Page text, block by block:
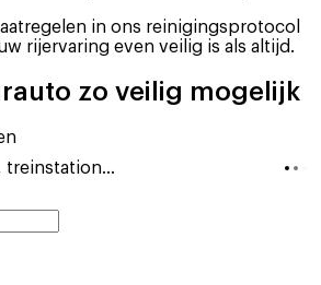
in ons reinigingsprotocol
rijervaring even veilig is als altijd.
zo veilig mogelijk
treinstation...